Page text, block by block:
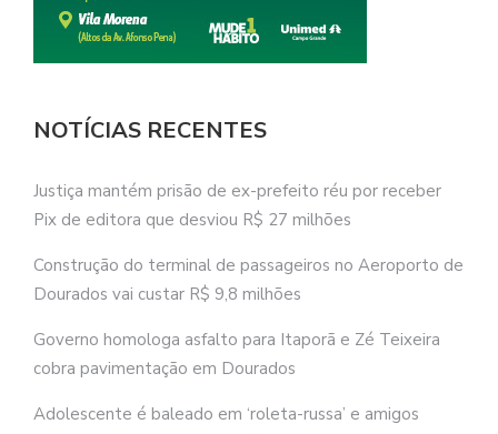
NOTÍCIAS RECENTES
Justiça mantém prisão de ex-prefeito réu por receber
Pix de editora que desviou R$ 27 milhões
Construção do terminal de passageiros no Aeroporto de
Dourados vai custar R$ 9,8 milhões
Governo homologa asfalto para Itaporã e Zé Teixeira
cobra pavimentação em Dourados
Adolescente é baleado em ‘roleta-russa’ e amigos